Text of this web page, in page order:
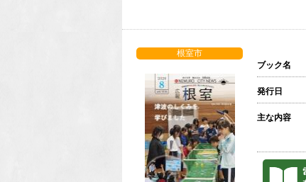
根室市
ブック名
発行日
主な内容